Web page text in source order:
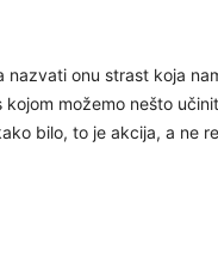
nazvati onu strast koja
kojom možemo nešto
bilo, to je akcija, a ne